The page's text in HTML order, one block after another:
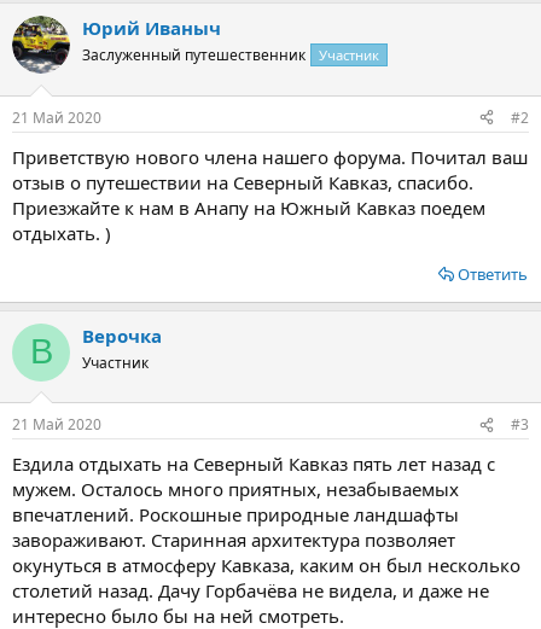
Юрий Иваныч
Заслуженный путешественник Участник
21 Май 2020 #2
Приветствую нового члена нашего форума. Почитал ваш
отзыв о путешествии на Северный Кавказ, спасибо.
Приезжайте к нам в Анапу на Южный Кавказ поедем
отдыхать. )
Ответить
В Верочка
Участник
21 Май 2020 #3
Ездила отдыхать на Северный Кавказ пять лет назад с
мужем. Осталось много приятных, незабываемых
впечатлений. Роскошные природные ландшафты
завораживают. Старинная архитектура позволяет
окунуться в атмосферу Кавказа, каким он был несколько
столетий назад. Дачу Горбачёва не видела, и даже не
интересно было бы на ней смотреть.